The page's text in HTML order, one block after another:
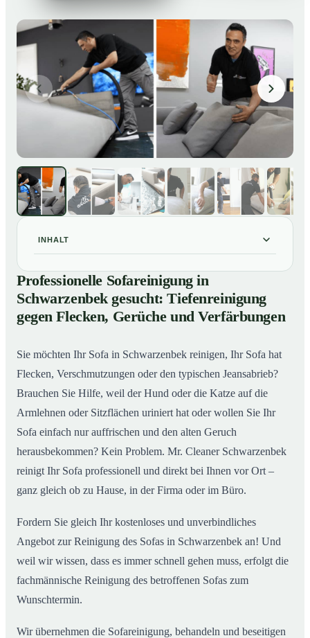
INHALT
01 Professionelle Sofareinigung in Schwarzenbek
gesucht: Tiefenreinigung gegen Flecken, Gerüche und
Verfärbungen
02So wird Ihr Sofa in Schwarzenbek wieder wie neu
Professionelle Sofareinigung in
Schwarzenbek gesucht: Tiefenreinigung
gegen Flecken, Gerüche und Verfärbungen
Sie möchten Ihr Sofa in Schwarzenbek reinigen, Ihr Sofa hat
Flecken, Verschmutzungen oder den typischen Jeansabrieb?
Brauchen Sie Hilfe, weil der Hund oder die Katze auf die
Armlehnen oder Sitzflächen uriniert hat oder wollen Sie Ihr
Sofa einfach nur auffrischen und den alten Geruch
herausbekommen? Kein Problem. Mr. Cleaner Schwarzenbek
reinigt Ihr Sofa professionell und direkt bei Ihnen vor Ort –
ganz gleich ob zu Hause, in der Firma oder im Büro.
Fordern Sie gleich Ihr kostenloses und unverbindliches
Angebot zur Reinigung des Sofas in Schwarzenbek an! Und
weil wir wissen, dass es immer schnell gehen muss, erfolgt die
fachmännische Reinigung des betroffenen Sofas zum
Wunschtermin.
Wir übernehmen die Sofareinigung, behandeln und beseitigen